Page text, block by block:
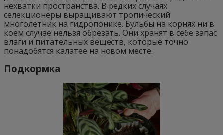
нехватки пространства. В редких случаях
селекционеры выращивают тропический
многолетник на гидропонике. Бульбы на корнях ни в
коем случае нельзя обрезать. Они хранят в себе запас
влаги и питательных веществ, которые точно
понадобятся калатее на новом месте.
Подкормка